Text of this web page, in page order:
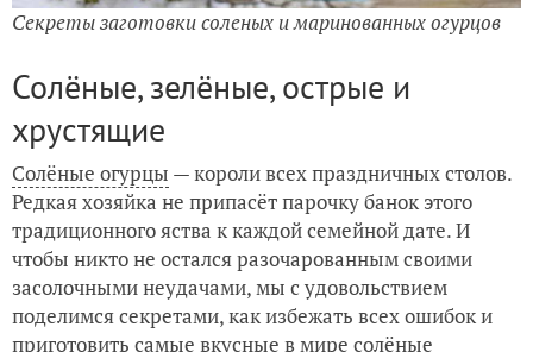
Секреты заготовки соленых и маринованных огурцов
Солёные, зелёные, острые и
хрустящие
Солёные огурцы — короли всех праздничных столов.
Редкая хозяйка не припасёт парочку банок этого
традиционного яства к каждой семейной дате. И
чтобы никто не остался разочарованным своими
засолочными неудачами, мы с удовольствием
поделимся секретами, как избежать всех ошибок и
приготовить самые вкусные в мире солёные